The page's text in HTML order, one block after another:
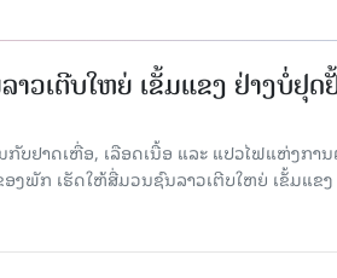
ວເຕີບໃຫຍ່ ເຂັ້ມແຂງ ຢ່າງບໍ່ຢຸດ
ບຢາດເຫື່ອ, ເລືອດເນື້ອ ແລະ ແປວໄຟແຫ່ງກາ
ງພັກ ເຮັດໃຫ້ສື່ມວນຊົນລາວເຕີບໃຫຍ່ ເຂັ້ມແຂງ